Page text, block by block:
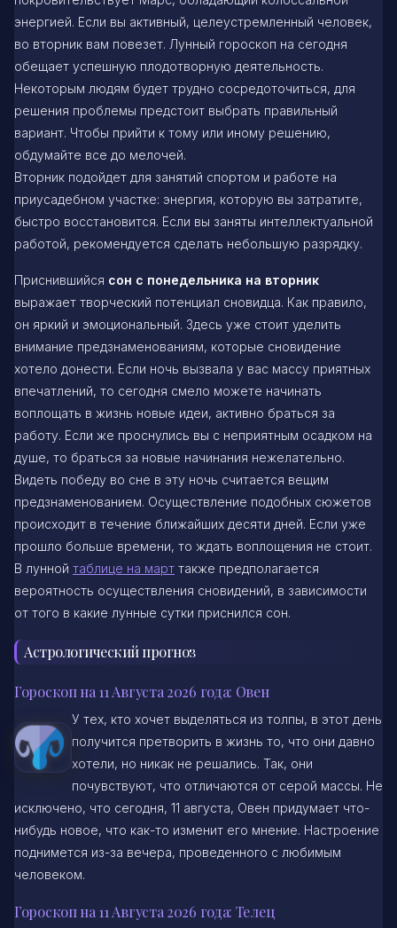
энергией. Если вы активный, целеустремленный человек,
во вторник вам повезет. Лунный гороскоп на сегодня
обещает успешную плодотворную деятельность.
Некоторым людям будет трудно сосредоточиться, для
решения проблемы предстоит выбрать правильный
вариант. Чтобы прийти к тому или иному решению,
обдумайте все до мелочей.
Вторник подойдет для занятий спортом и работе на
приусадебном участке: энергия, которую вы затратите,
быстро восстановится. Если вы заняты интеллектуальной
работой, рекомендуется сделать небольшую разрядку.
Приснившийся сон с понедельника на вторник
выражает творческий потенциал сновидца. Как правило,
он яркий и эмоциональный. Здесь уже стоит уделить
внимание предзнаменованиям, которые сновидение
хотело донести. Если ночь вызвала у вас массу приятных
впечатлений, то сегодня смело можете начинать
воплощать в жизнь новые идеи, активно браться за
работу. Если же проснулись вы с неприятным осадком на
душе, то браться за новые начинания нежелательно.
Видеть победу во сне в эту ночь считается вещим
предзнаменованием. Осуществление подобных сюжетов
происходит в течение ближайших десяти дней. Если уже
прошло больше времени, то ждать воплощения не стоит.
В лунной таблице на март также предполагается
вероятность осуществления сновидений, в зависимости
от того в какие лунные сутки приснился сон.
Астрологический прогноз
Гороскоп на 11 Августа 2026 года: Овен
У тех, кто хочет выделяться из толпы, в этот день
получится претворить в жизнь то, что они давно
хотели, но никак не решались. Так, они
почувствуют, что отличаются от серой массы. Не
исключено, что сегодня, 11 августа, Овен придумает что-
нибудь новое, что как-то изменит его мнение. Настроение
поднимется из-за вечера, проведенного с любимым
человеком.
Гороскоп на 11 Августа 2026 года: Телец